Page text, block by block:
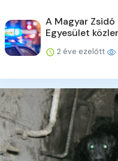
A Magyar
Egyesület
2 éve ezelőtt